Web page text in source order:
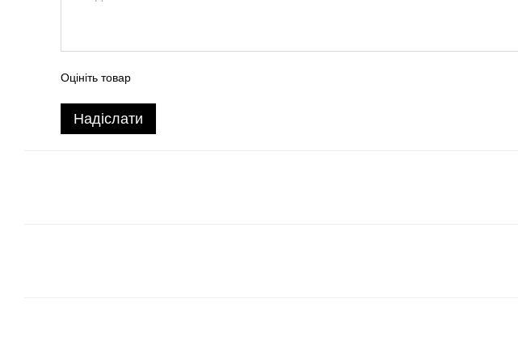
Оцініть товар
Надіслати